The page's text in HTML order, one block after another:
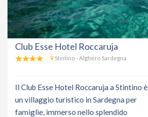
Club Esse Hotel Roccaruja
Stintino - Alghero Sardegna
Il Club Esse Hotel Roccaruja a Stintino è
un villaggio turistico in Sardegna per
famiglie, immerso nello splendido